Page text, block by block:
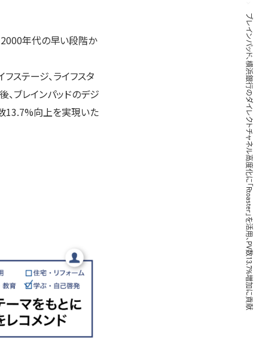
ブレインパッド、横浜銀行のダイレクトチャネル高度化に「Rtoaster」を活用、PV数13.7%増加に貢献
2000年代の早い段階か
ステージ、ライフスタ
ブレインパッドのデジ
13.7%向上を実現いた